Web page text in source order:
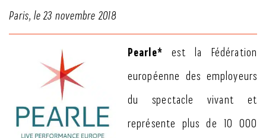
Paris, le 23 novembre 2018
Pearle* est la Fédération
européenne des employeurs
du spectacle vivant et
représente plus de 10 000